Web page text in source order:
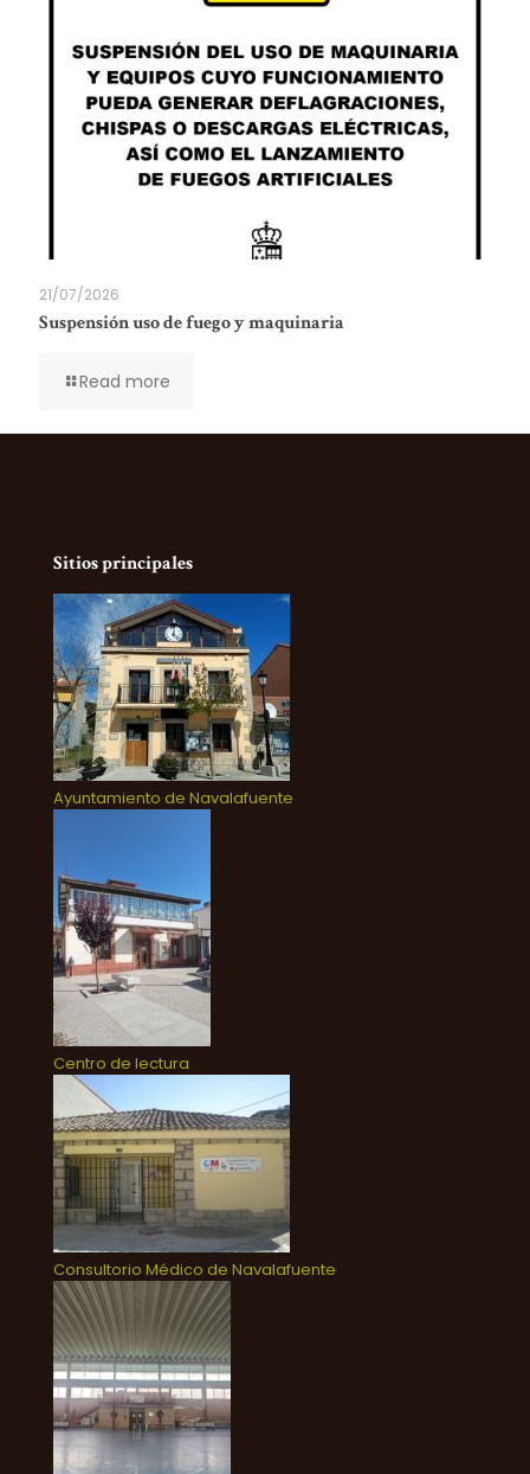
21/07/2026
Suspensión uso de fuego y maquinaria
Read more
Sitios principales
Ayuntamiento de Navalafuente
Centro de lectura
Consultorio Médico de Navalafuente